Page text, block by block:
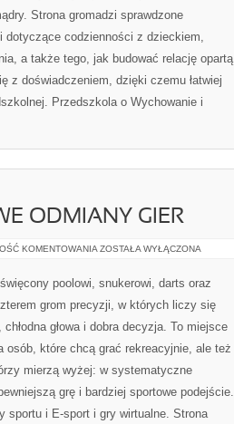
Strona gromadzi sprawdzone
dotyczące codzienności z dzieckiem,
a także tego, jak budować relację opartą
z doświadczeniem, dzięki czemu łatwiej
Przedszkola o Wychowanie i
ODMIANY GIER
KOMENTOWANIA CIEKAWOSTKI
ODMIANY
GIER
ZOSTAŁA WYŁĄCZONA
poolowi, snukerowi, darts oraz
grom precyzji, w których liczy się
chłodna głowa i dobra decyzja. To miejsce
osób, które chcą grać rekreacyjnie, ale też
mierzą wyżej: w systematyczne
grę i bardziej sportowe podejście.
sportu i E-sport i gry wirtualne. Strona